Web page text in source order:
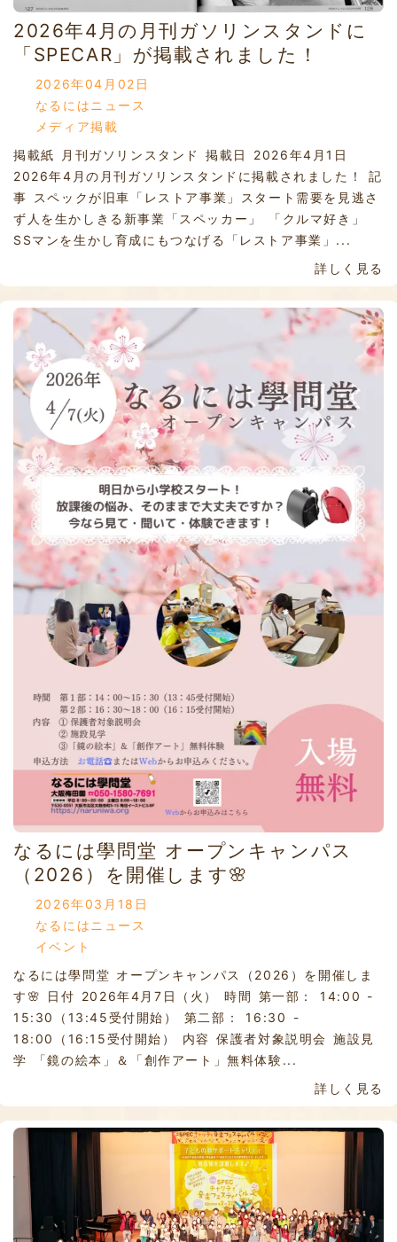
2026年4月の月刊ガソリンスタンドに
「SPECAR」が掲載されました！
2026年04月02日
なるにはニュース
メディア掲載
掲載紙 月刊ガソリンスタンド 掲載日 2026年4月1日
2026年4月の月刊ガソリンスタンドに掲載されました！ 記
事 スペックが旧車「レストア事業」スタート需要を見逃さ
ず人を生かしきる新事業「スペッカー」 「クルマ好き」
SSマンを生かし育成にもつなげる「レストア事業」...
詳しく見る
なるには學問堂 オープンキャンパス
（2026）を開催します🌸
2026年03月18日
なるにはニュース
イベント
なるには學問堂 オープンキャンパス（2026）を開催しま
す🌸 日付 2026年4月7日（火） 時間 第一部： 14:00 -
15:30（13:45受付開始） 第二部： 16:30 -
18:00（16:15受付開始） 内容 保護者対象説明会 施設見
学 「鏡の絵本」＆「創作アート」無料体験...
詳しく見る